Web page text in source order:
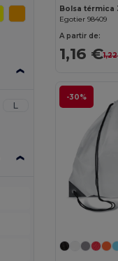
L
Egotier 98409
A partir de:
1,16 €
-30%